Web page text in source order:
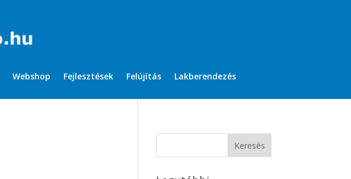
Webshop Fejlesztések Felújítás Lakberendezés